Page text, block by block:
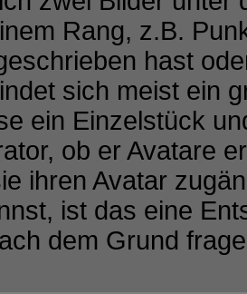
Rang, z.B.
hast
sich meist ein
ein Einzelstück
ob er Avatare
ihren Avatar
ist das eine
dem Grund